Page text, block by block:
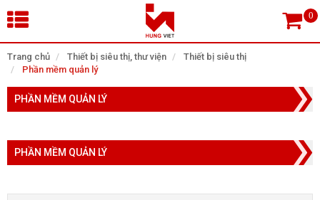
Trang chủ Thiết bị siêu thị, thư viện
Thiết bị siêu thị
Phần mềm quản lý
PHẦN MỀM QUẢN LÝ
PHẦN MỀM QUẢN LÝ
×
Tìm theo danh mục